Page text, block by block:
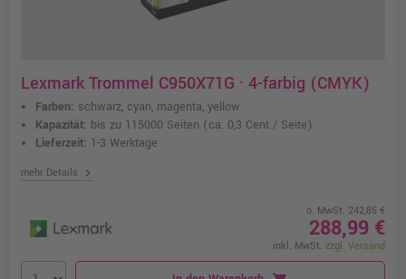
Lexmark Trommel C950X71G · 4-farbig (CMYK)
Farben: schwarz, cyan, magenta, yellow
Kapazität: bis zu 115000 Seiten (ca. 0,3 Cent / Seite)
Lieferzeit: 1-3 Werktage
mehr Details chevron_right
o. MwSt. 242,85 €
288,99 €
inkl. MwSt. zzgl. Versand